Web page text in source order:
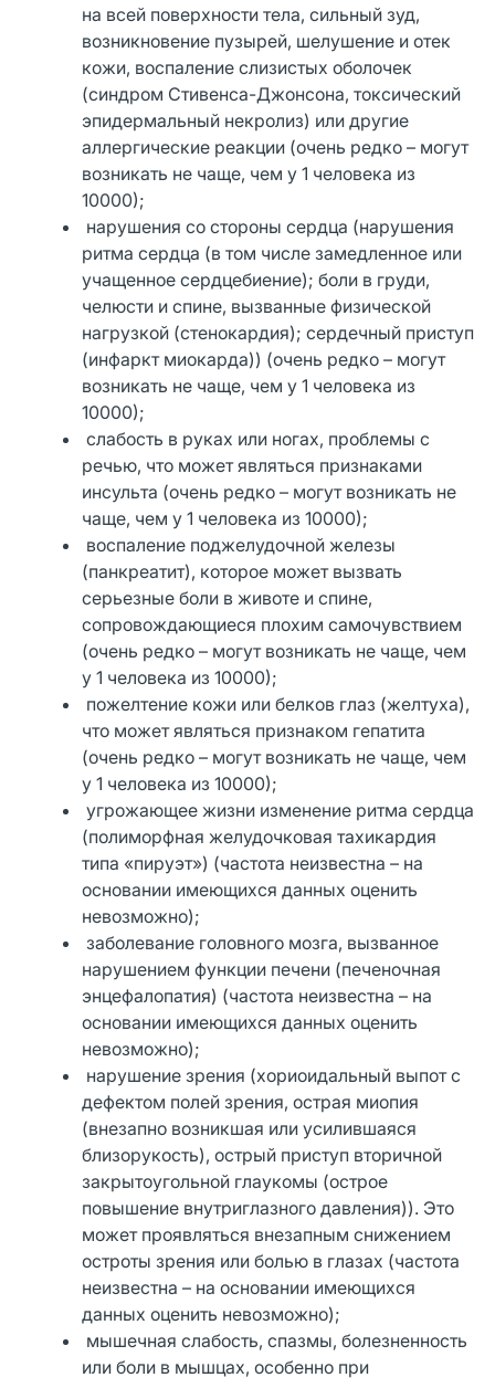
на всей поверхности тела, сильный зуд,
возникновение пузырей, шелушение и отек
кожи, воспаление слизистых оболочек
(синдром Стивенса-Джонсона, токсический
эпидермальный некролиз) или другие
аллергические реакции (очень редко – могут
возникать не чаще, чем у 1 человека из
10000);
нарушения со стороны сердца (нарушения
ритма сердца (в том числе замедленное или
учащенное сердцебиение); боли в груди,
челюсти и спине, вызванные физической
нагрузкой (стенокардия); сердечный приступ
(инфаркт миокарда)) (очень редко – могут
возникать не чаще, чем у 1 человека из
10000);
слабость в руках или ногах, проблемы с
речью, что может являться признаками
инсульта (очень редко – могут возникать не
чаще, чем у 1 человека из 10000);
воспаление поджелудочной железы
(панкреатит), которое может вызвать
серьезные боли в животе и спине,
сопровождающиеся плохим самочувствием
(очень редко – могут возникать не чаще, чем
у 1 человека из 10000);
пожелтение кожи или белков глаз (желтуха),
что может являться признаком гепатита
(очень редко – могут возникать не чаще, чем
у 1 человека из 10000);
угрожающее жизни изменение ритма сердца
(полиморфная желудочковая тахикардия
типа «пируэт») (частота неизвестна – на
основании имеющихся данных оценить
невозможно);
заболевание головного мозга, вызванное
нарушением функции печени (печеночная
энцефалопатия) (частота неизвестна – на
основании имеющихся данных оценить
невозможно);
нарушение зрения (хориоидальный выпот с
дефектом полей зрения, острая миопия
(внезапно возникшая или усилившаяся
близорукость), острый приступ вторичной
закрытоугольной глаукомы (острое
повышение внутриглазного давления)). Это
может проявляться внезапным снижением
остроты зрения или болью в глазах (частота
неизвестна – на основании имеющихся
данных оценить невозможно);
мышечная слабость, спазмы, болезненность
или боли в мышцах, особенно при